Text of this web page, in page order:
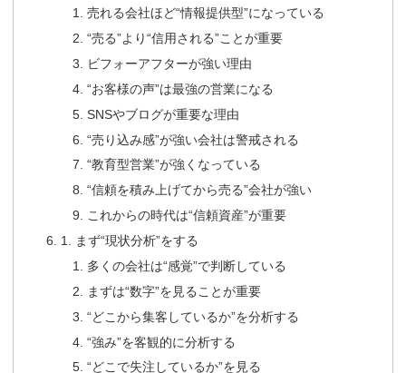
売れる会社ほど“情報提供型”になっている
“売る”より“信用される”ことが重要
ビフォーアフターが強い理由
“お客様の声”は最強の営業になる
SNSやブログが重要な理由
“売り込み感”が強い会社は警戒される
“教育型営業”が強くなっている
“信頼を積み上げてから売る”会社が強い
これからの時代は“信頼資産”が重要
1. まず“現状分析”をする
多くの会社は“感覚”で判断している
まずは“数字”を見ることが重要
“どこから集客しているか”を分析する
“強み”を客観的に分析する
“どこで失注しているか”を見る